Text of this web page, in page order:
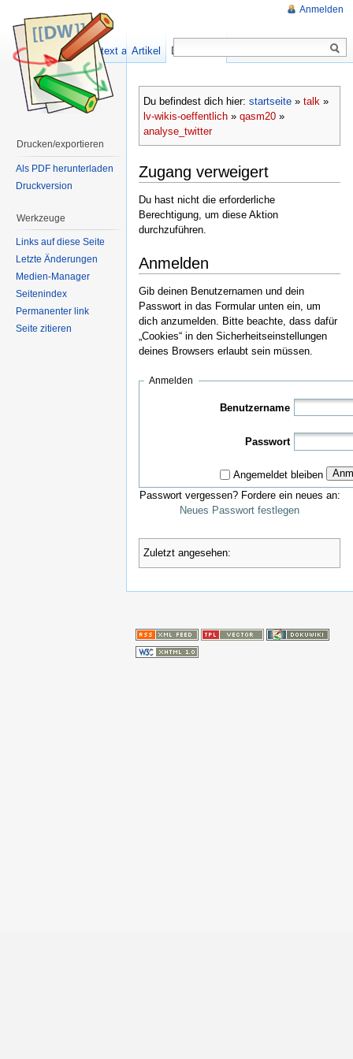
Du befindest dich hier: startseite » talk »
lv-wikis-oeffentlich » qasm20 »
analyse_twitter
Zugang verweigert
Du hast nicht die erforderliche
Berechtigung, um diese Aktion
durchzuführen.
Anmelden
Gib deinen Benutzernamen und dein
Passwort in das Formular unten ein, um
dich anzumelden. Bitte beachte, dass dafür
„Cookies“ in den Sicherheitseinstellungen
deines Browsers erlaubt sein müssen.
Anmelden
Benutzername
Passwort
Angemeldet bleiben
Passwort vergessen? Fordere ein neues an:
Neues Passwort festlegen
Zuletzt angesehen:
Anmelden
Artikel Diskussion
Quelltext anzeigen
Drucken/exportieren
Als PDF herunterladen
Druckversion
Werkzeuge
Links auf diese Seite
Letzte Änderungen
Medien-Manager
Seitenindex
Permanenter link
Seite zitieren